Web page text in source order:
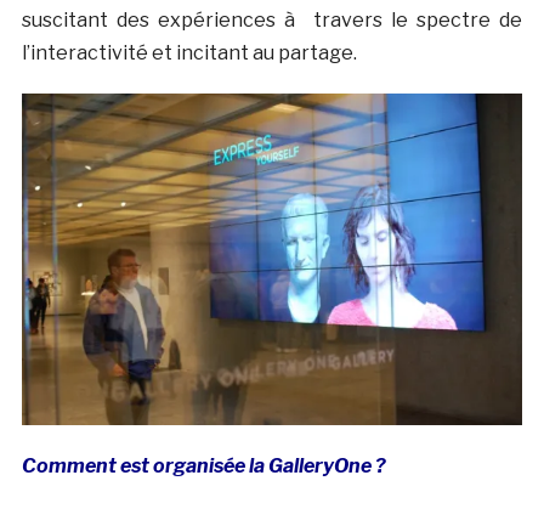
suscitant des expériences à travers le spectre de
l’interactivité et incitant au partage.
Comment est organisée la GalleryOne ?